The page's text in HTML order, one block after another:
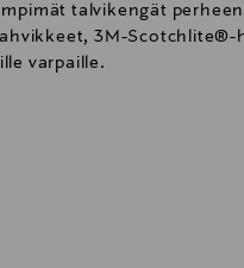
talvikengät
3M-
varpaille.